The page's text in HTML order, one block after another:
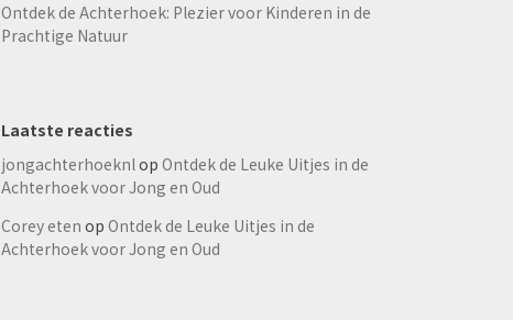
Ontdek de Achterhoek: Plezier voor Kinderen in de
Prachtige Natuur
Laatste reacties
jongachterhoeknlop Ontdek de Leuke Uitjes in de
Achterhoek voor Jong en Oud
Corey eten op Ontdek de Leuke Uitjes in de
Achterhoek voor Jong en Oud